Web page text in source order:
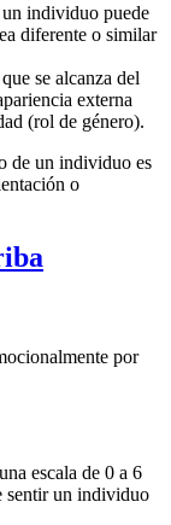
individuo puede
diferente o similar
se alcanza del
externa
(rol de género).
de un individuo es
o
por
escala de 0 a 6
sentir un individuo